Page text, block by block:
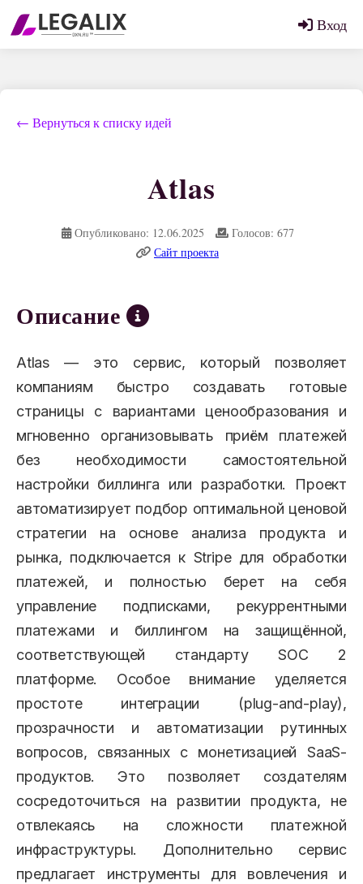
Вход
← Вернуться к списку идей
Atlas
Опубликовано: 12.06.2025
Голосов: 677
Сайт проекта
Описание
Atlas — это сервис, который позволяет
компаниям быстро создавать готовые
страницы с вариантами ценообразования и
мгновенно организовывать приём платежей
без необходимости самостоятельной
настройки биллинга или разработки. Проект
автоматизирует подбор оптимальной ценовой
стратегии на основе анализа продукта и
рынка, подключается к Stripe для обработки
платежей, и полностью берет на себя
управление подписками, рекуррентными
платежами и биллингом на защищённой,
соответствующей стандарту SOC 2
платформе. Особое внимание уделяется
простоте интеграции (plug-and-play),
прозрачности и автоматизации рутинных
вопросов, связанных с монетизацией SaaS-
продуктов. Это позволяет создателям
сосредоточиться на развитии продукта, не
отвлекаясь на сложности платежной
инфраструктуры. Дополнительно сервис
предлагает инструменты для вовлечения и